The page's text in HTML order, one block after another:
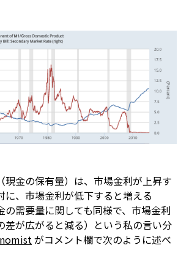
現金の保有量）は、市場金利が上昇す
、市場金利が低下すると増える
需要量に関しても同様で、市場金利
差が広がると減る）という私の言い分
がコメント欄で次のように述べ